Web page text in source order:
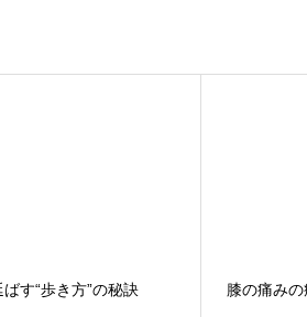
す“歩き方”の秘訣 膝の痛み